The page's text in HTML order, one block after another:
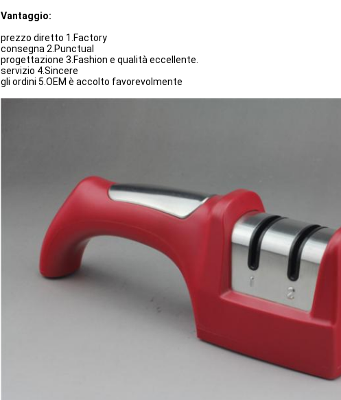
Vantaggio:
prezzo diretto 1.Factory
consegna 2.Punctual
progettazione 3.Fashion e qualità eccellente.
servizio 4.Sincere
gli ordini 5.OEM è accolto favorevolmente